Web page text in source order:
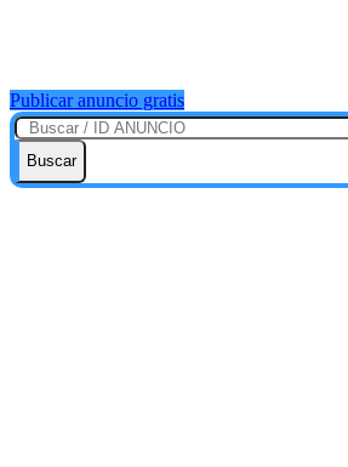
Publicar anuncio gratis
Buscar